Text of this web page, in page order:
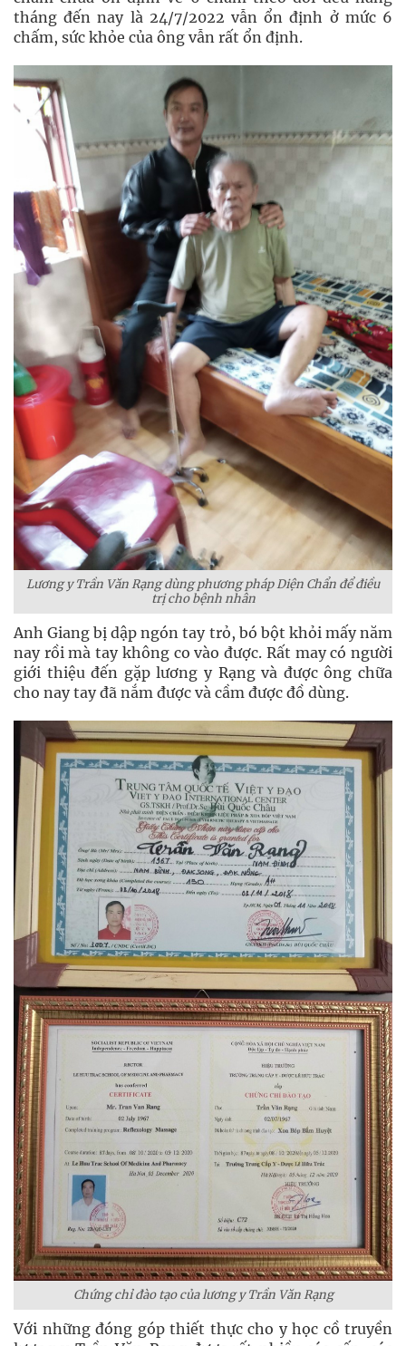
tháng đến nay là 24/7/2022 vẫn ổn định ở mức 6
chấm, sức khỏe của ông vẫn rất ổn định.
Lương y Trần Văn Rạng dùng phương pháp Diện Chẩn để điều
trị cho bệnh nhân
Anh Giang bị dập ngón tay trỏ, bó bột khỏi mấy năm
nay rồi mà tay không co vào được. Rất may có người
giới thiệu đến gặp lương y Rạng và được ông chữa
cho nay tay đã nắm được và cầm được đồ dùng.
Chứng chỉ đào tạo của lương y Trần Văn Rạng
Với những đóng góp thiết thực cho y học cồ truyền